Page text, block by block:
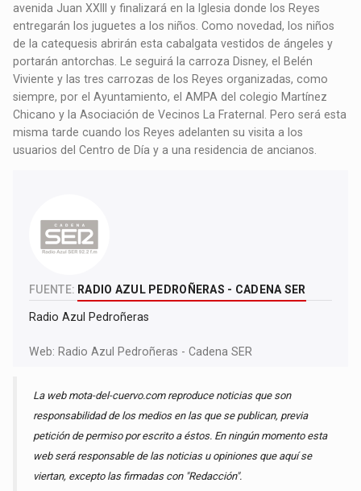
avenida Juan XXIII y finalizará en la Iglesia donde los Reyes
entregarán los juguetes a los niños. Como novedad, los niños
de la catequesis abrirán esta cabalgata vestidos de ángeles y
portarán antorchas. Le seguirá la carroza Disney, el Belén
Viviente y las tres carrozas de los Reyes organizadas, como
siempre, por el Ayuntamiento, el AMPA del colegio Martínez
Chicano y la Asociación de Vecinos La Fraternal. Pero será esta
misma tarde cuando los Reyes adelanten su visita a los
usuarios del Centro de Día y a una residencia de ancianos.
FUENTE: RADIO AZUL PEDROÑERAS - CADENA SER
Radio Azul Pedroñeras
Web: Radio Azul Pedroñeras - Cadena SER
La web mota-del-cuervo.com reproduce noticias que son
responsabilidad de los medios en las que se publican, previa
petición de permiso por escrito a éstos. En ningún momento esta
web será responsable de las noticias u opiniones que aquí se
viertan, excepto las firmadas con "Redacción".